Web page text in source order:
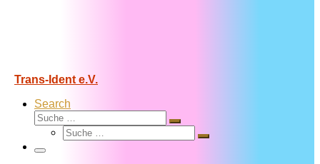
Trans-Ident e.V.
Search
Suche
Suche
Suche
Suche
Menü